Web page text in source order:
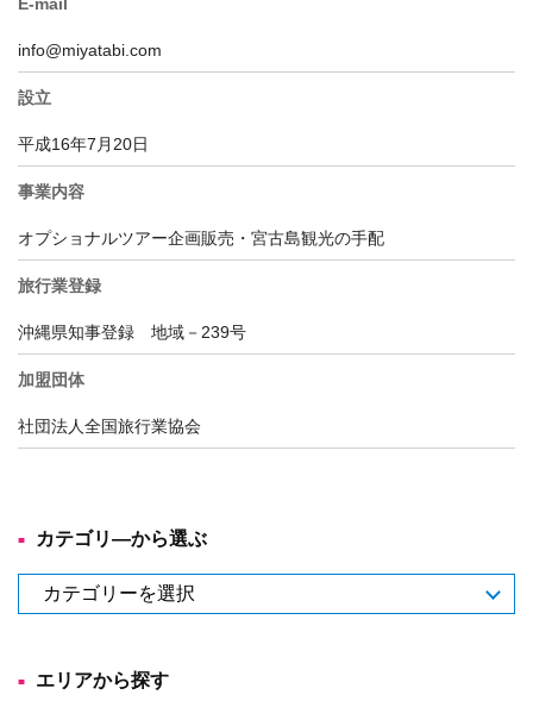
info@miyatabi.com
設立
平成16年7月20日
事業内容
オプショナルツアー企画販売・宮古島観光の手配
旅行業登録
沖縄県知事登録 地域－239号
加盟団体
社団法人全国旅行業協会
カテゴリ―から選ぶ
テ
―
エリアから探す